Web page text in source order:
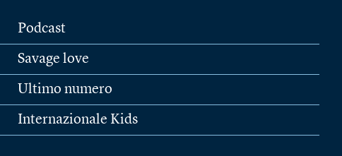
Podcast
Savage love
Ultimo numero
Internazionale Kids